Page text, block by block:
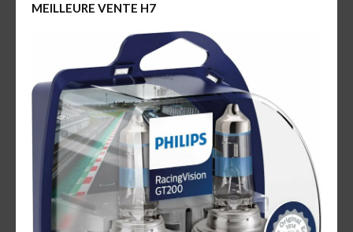
MEILLEURE VENTE H7